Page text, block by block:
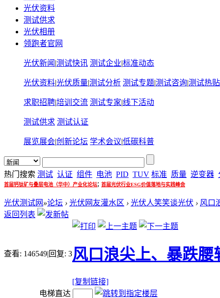
光伏资料
测试供求
光伏相册
领跑者官网
光伏新闻 |测试快讯 测试企业|标准动态
光伏资料|光伏质量|测试分析 测试专题|测试咨询|测试热贴
求职招聘|培训交流 测试专家|线下活动
测试供求 测试认证
展览展会|创新论坛 学术会议|低碳科普
热门搜索 测试 认证 组件 电池 PID TUV 标准 质量 逆变器
首届钙钛矿与叠层电池（华中）产业化论坛; 首届光伏行业ESG价值落地与实践峰会
光伏测试网 »论坛 › 光伏网友灌水区 › 光伏人笑笑谈光伏 › 风口
返回列表
查看: 146549|回复: 3风口浪尖上、暴跌腰
[复制链接]
电梯直达